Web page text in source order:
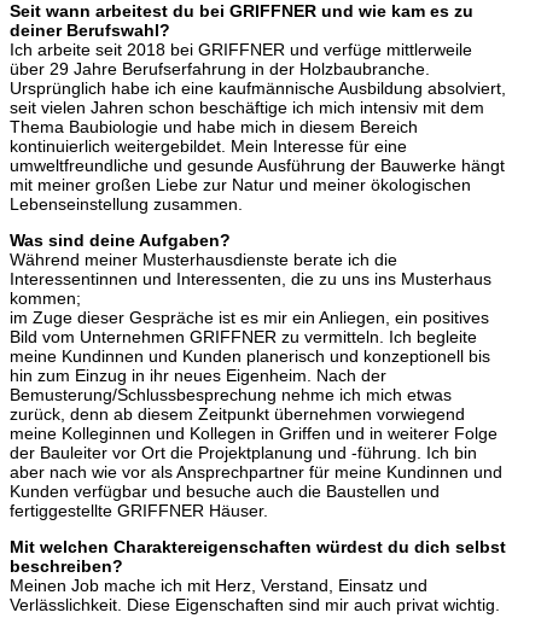
Seit wann arbeitest du bei GRIFFNER und wie kam es zu
deiner Berufswahl?
Ich arbeite seit 2018 bei GRIFFNER und verfüge mittlerweile
über 29 Jahre Berufserfahrung in der Holzbaubranche.
Ursprünglich habe ich eine kaufmännische Ausbildung absolviert,
seit vielen Jahren schon beschäftige ich mich intensiv mit dem
Thema Baubiologie und habe mich in diesem Bereich
kontinuierlich weitergebildet. Mein Interesse für eine
umweltfreundliche und gesunde Ausführung der Bauwerke hängt
mit meiner großen Liebe zur Natur und meiner ökologischen
Lebenseinstellung zusammen.
Was sind deine Aufgaben?
Während meiner Musterhausdienste berate ich die
Interessentinnen und Interessenten, die zu uns ins Musterhaus
kommen;
im Zuge dieser Gespräche ist es mir ein Anliegen, ein positives
Bild vom Unternehmen GRIFFNER zu vermitteln. Ich begleite
meine Kundinnen und Kunden planerisch und konzeptionell bis
hin zum Einzug in ihr neues Eigenheim. Nach der
Bemusterung/Schlussbesprechung nehme ich mich etwas
zurück, denn ab diesem Zeitpunkt übernehmen vorwiegend
meine Kolleginnen und Kollegen in Griffen und in weiterer Folge
der Bauleiter vor Ort die Projektplanung und -führung. Ich bin
aber nach wie vor als Ansprechpartner für meine Kundinnen und
Kunden verfügbar und besuche auch die Baustellen und
fertiggestellte GRIFFNER Häuser.
Mit welchen Charaktereigenschaften würdest du dich selbst
beschreiben?
Meinen Job mache ich mit Herz, Verstand, Einsatz und
Verlässlichkeit. Diese Eigenschaften sind mir auch privat wichtig.